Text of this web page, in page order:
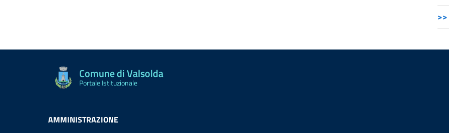
>>
Comune di Valsolda
Portale Istituzionale
AMMINISTRAZIONE